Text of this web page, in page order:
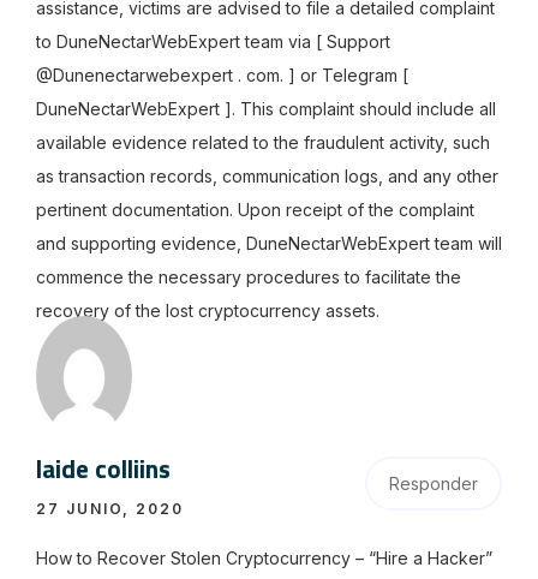
assistance, victims are advised to file a detailed complaint
to DuneNectarWebExpert team via [ Support
@Dunenectarwebexpert . com. ] or Telegram [
DuneNectarWebExpert ]. This complaint should include all
available evidence related to the fraudulent activity, such
as transaction records, communication logs, and any other
pertinent documentation. Upon receipt of the complaint
and supporting evidence, DuneNectarWebExpert team will
commence the necessary procedures to facilitate the
recovery of the lost cryptocurrency assets.
laide colliins
27 JUNIO, 2020
Responder
How to Recover Stolen Cryptocurrency – “Hire a Hacker”